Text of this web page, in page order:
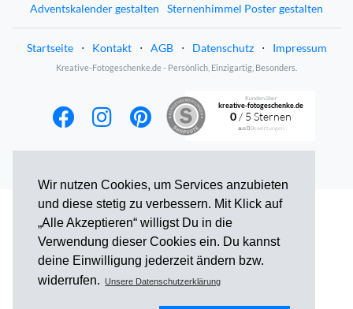
Wir nutzen Cookies, um Services anzubieten
und diese stetig zu verbessern. Mit Klick auf
„Alle Akzeptieren“ willigst Du in die
Verwendung dieser Cookies ein. Du kannst
deine Einwilligung jederzeit ändern bzw.
widerrufen.
Unsere Datenschutzerklärung
Adventskalender gestalten Sternenhimmel Poster gestalten
Startseite ⋅ Kontakt ⋅ AGB ⋅ Datenschutz ⋅ Impressum
Kreative-Fotogeschenke.de - Persönlich, Einzigartig, Besonders.
Kunden über
kreative-fotogeschenke.de
0 / 5 Sternen
aus0Bewertungen